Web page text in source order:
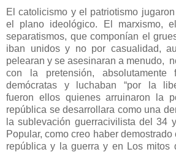
El catolicismo y el patriotismo
el plano ideológico. El marxismo,
separatismos, que componían el
iban unidos y no por casualidad,
pelearan y se asesinaran a menudo,
con la pretensión,
demócratas y luchaban “por la
fueron ellos quienes arruinaron la
república se desarrollara como una
la sublevación guerracivilista del 34
Popular, como creo haber
república y la guerra y en Los mitos